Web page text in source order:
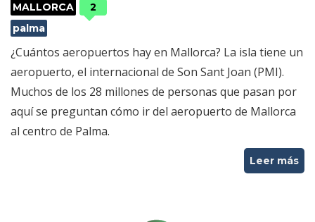
MALLORCA
2
palma
¿Cuántos aeropuertos hay en Mallorca? La isla tiene un
aeropuerto, el internacional de Son Sant Joan (PMI).
Muchos de los 28 millones de personas que pasan por
aquí se preguntan cómo ir del aeropuerto de Mallorca
al centro de Palma.
Leer más